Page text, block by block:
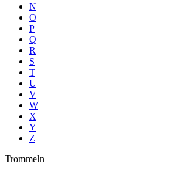
N
O
P
Q
R
S
T
U
V
W
X
Y
Z
Trommeln